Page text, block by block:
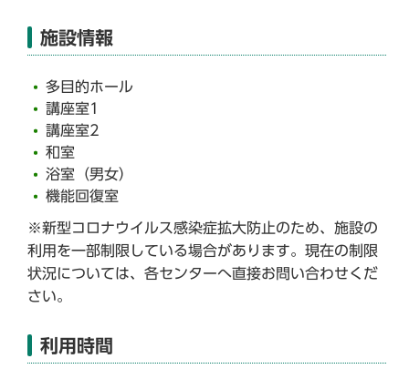
施設情報
多目的ホール
講座室1
講座室2
和室
浴室（男女）
機能回復室
※新型コロナウイルス感染症拡大防止のため、施設の
利用を一部制限している場合があります。現在の制限
状況については、各センターへ直接お問い合わせくだ
さい。
利用時間